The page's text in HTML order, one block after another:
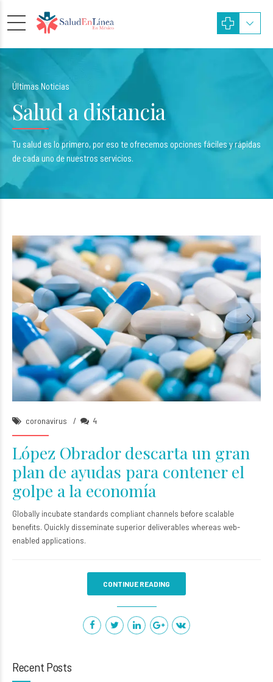
Últimas Noticias
Salud a distancia
Tu salud es lo primero, por eso te ofrecemos opciones fáciles y rápidas
de cada uno de nuestros servicios.
Angela Brawn
05/Abr/2020
coronavirus 4
López Obrador descarta un gran
plan de ayudas para contener el
golpe a la economía
Globally incubate standards compliant channels before scalable
benefits. Quickly disseminate superior deliverables whereas web-
enabled applications.
CONTINUE READING
Recent Posts